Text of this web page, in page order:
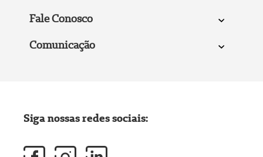
Fale Conosco
Comunicação
Siga nossas redes sociais: